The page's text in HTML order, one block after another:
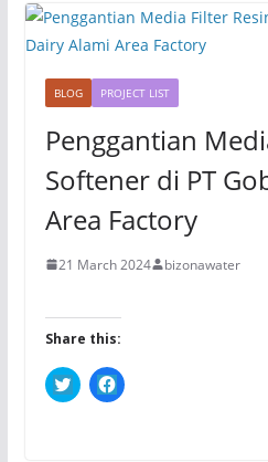
BLOG PROJECT LIST
Penggantian
Softener di PT
Area Factory
21 March 2024 bizonawater
Share this:
C
l
C
l